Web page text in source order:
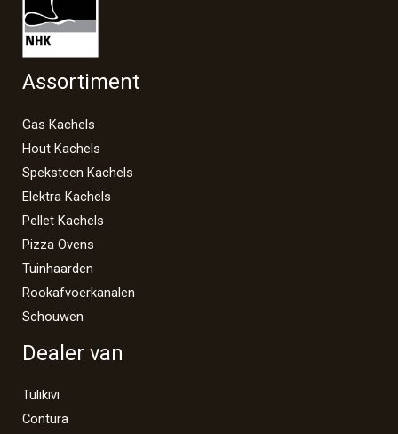
Assortiment
Gas Kachels
Hout Kachels
Speksteen Kachels
Elektra Kachels
Pellet Kachels
Pizza Ovens
Tuinhaarden
Rookafvoerkanalen
Schouwen
Dealer van
Tulikivi
Contura